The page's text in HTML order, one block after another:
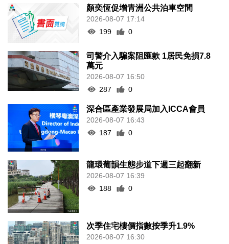
顏奕恆促增青洲公共泊車空間
2026-08-07 17:14
199
0
司警介入騙案阻匯款 1居民免損7.8
萬元
2026-08-07 16:50
287
0
深合區產業發展局加入ICCA會員
2026-08-07 16:43
187
0
龍環葡韻生態步道下週三起翻新
2026-08-07 16:39
188
0
次季住宅樓價指數按季升1.9%
2026-08-07 16:30